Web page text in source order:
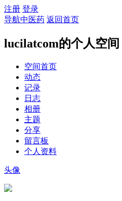
注册 登录
导航中医药 返回首页
lucilatcom的个人空间
空间首页
动态
记录
日志
相册
主题
分享
留言板
个人资料
头像